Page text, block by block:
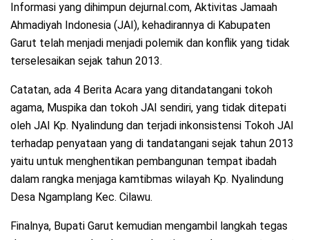
Informasi yang dihimpun dejurnal.com, Aktivitas Jamaah
Ahmadiyah Indonesia (JAI), kehadirannya di Kabupaten
Garut telah menjadi menjadi polemik dan konflik yang tidak
terselesaikan sejak tahun 2013.
Catatan, ada 4 Berita Acara yang ditandatangani tokoh
agama, Muspika dan tokoh JAI sendiri, yang tidak ditepati
oleh JAI Kp. Nyalindung dan terjadi inkonsistensi Tokoh JAI
terhadap penyataan yang di tandatangani sejak tahun 2013
yaitu untuk menghentikan pembangunan tempat ibadah
dalam rangka menjaga kamtibmas wilayah Kp. Nyalindung
Desa Ngamplang Kec. Cilawu.
Finalnya, Bupati Garut kemudian mengambil langkah tegas